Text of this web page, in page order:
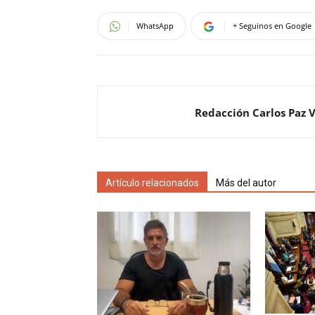
WhatsApp + Seguinos en Google
Redacción Carlos Paz
Artículo relacionados Más del autor